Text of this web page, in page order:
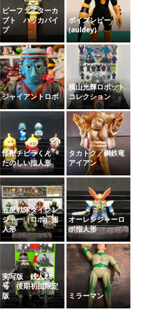
ビーファイターカ
ブト ハッカパイ
プ
ポイズンビー
(auldey)
ジャイアントロボ
横山光輝ロボット
コレクション
怪獣チビラくん
たのしい指人形
タカトク／鋼鉄竜
アイアン
五星戦隊ダイレン
ジャー（ロボ）指
人形
オーレンジャーロ
ボ指人形
実写版 鉄人28
号 後期初回限定
版
ミラーマン